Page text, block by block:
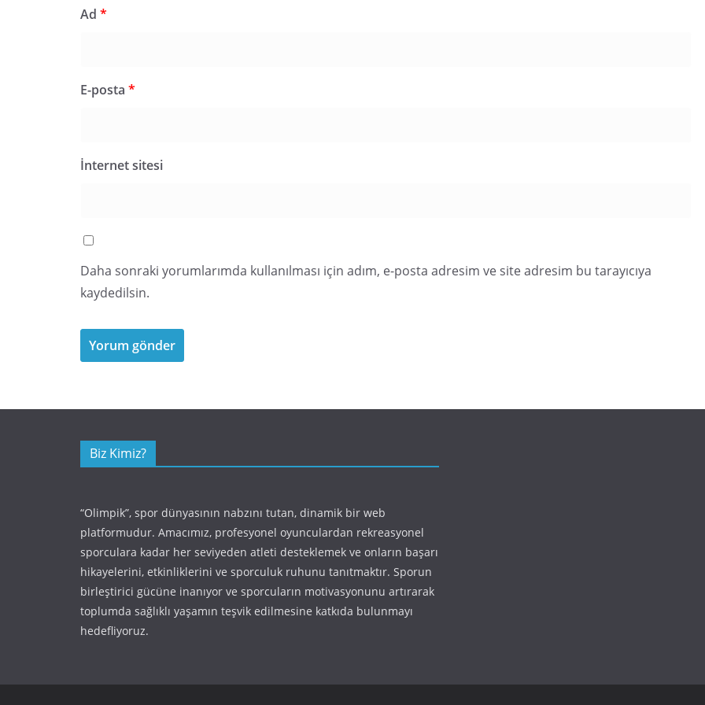
Ad *
E-posta *
İnternet sitesi
Daha sonraki yorumlarımda kullanılması için adım, e-posta adresim ve site adresim bu tarayıcıya
kaydedilsin.
Biz Kimiz?
“Olimpik”, spor dünyasının nabzını tutan, dinamik bir web
platformudur. Amacımız, profesyonel oyunculardan rekreasyonel
sporculara kadar her seviyeden atleti desteklemek ve onların başarı
hikayelerini, etkinliklerini ve sporculuk ruhunu tanıtmaktır. Sporun
birleştirici gücüne inanıyor ve sporcuların motivasyonunu artırarak
toplumda sağlıklı yaşamın teşvik edilmesine katkıda bulunmayı
hedefliyoruz.